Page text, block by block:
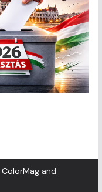
ColorMagand